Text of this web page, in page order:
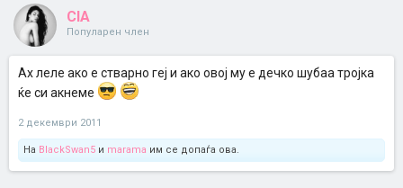
CIA
Популарен член
Ах леле ако е стварно геј и ако овој му е дечко шубаа тројка
ќе си акнеме
2 декември 2011
На BlackSwan5 и marama им се допаѓа ова.